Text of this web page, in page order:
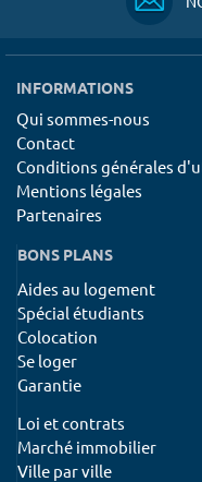
INFORMATIONS
Qui sommes-nous
Contact
Conditions générales
Mentions légales
Partenaires
BONS PLANS
Aides au logement
Spécial étudiants
Colocation
Se loger
Garantie
Loi et contrats
Marché immobilier
Ville par ville